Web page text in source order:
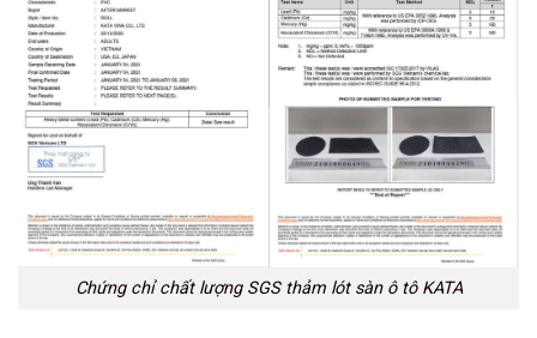
Chứng chỉ chất lượng SGS thảm lót sàn ô tô KATA